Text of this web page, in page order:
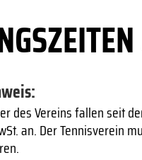
des Vereins fallen seit
an. Der Tennisverein